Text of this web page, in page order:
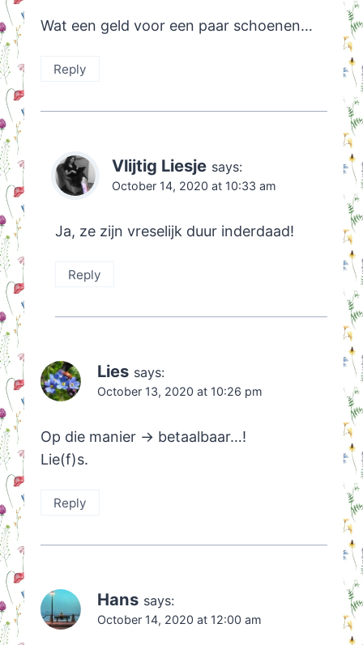
Wat een geld voor een paar schoenen…
Reply
Vlijtig Liesje says:
October 14, 2020 at 10:33 am
Ja, ze zijn vreselijk duur inderdaad!
Reply
Lies says:
October 13, 2020 at 10:26 pm
Op die manier -> betaalbaar…!
Lie(f)s.
Reply
Hans says:
October 14, 2020 at 12:00 am